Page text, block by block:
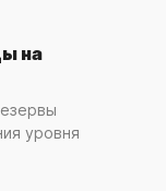
на
уровня